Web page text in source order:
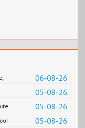
06-08-26
05-08-26
05-08-26
05-08-26